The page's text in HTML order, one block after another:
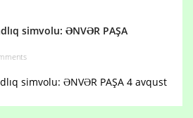
simvolu: ƏNVƏR PAŞA
simvolu: ƏNVƏR PAŞA 4 avqust